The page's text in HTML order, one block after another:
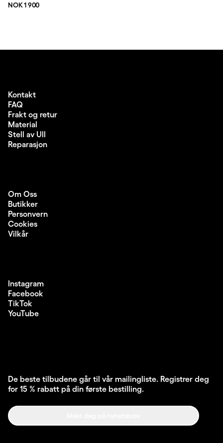
Pris:
NOK 1 900
Kontakt
FAQ
Frakt og retur
Material
Stell av Ull
Reparasjon
Om Oss
Butikker
Personvern
Cookies
Vilkår
Instagram
Facebook
TikTok
YouTube
De beste tilbudene går til vår mailingliste. Registrer deg
for 15 % rabatt på din første bestilling.